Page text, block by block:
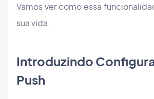
Vamos ver como essa
sua vida.
Introduzindo
Push